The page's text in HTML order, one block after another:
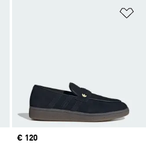
Ajouter à la Liste de produits
Prix
€ 120